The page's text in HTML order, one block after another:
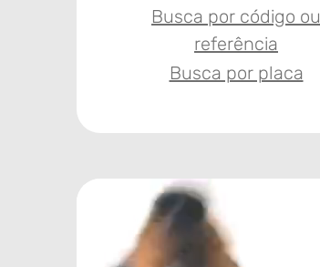
Busca por código ou
referência
Busca por placa